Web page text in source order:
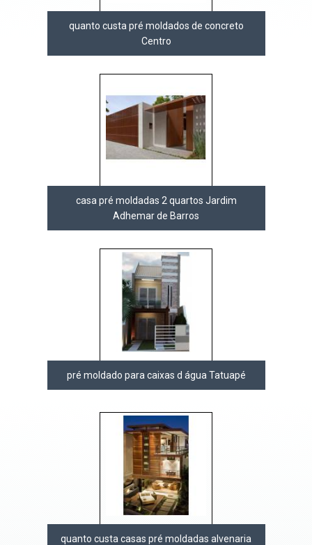
quanto custa pré moldados de concreto
Centro
casa pré moldadas 2 quartos Jardim
Adhemar de Barros
pré moldado para caixas d água Tatuapé
quanto custa casas pré moldadas alvenaria